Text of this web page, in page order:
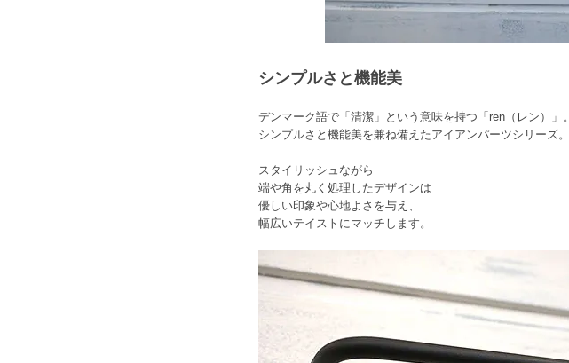
シンプルさと機能美
デンマーク語で「清潔」という意味を持つ「ren（レン）」。
シンプルさと機能美を兼ね備えたアイアンパーツシリーズ。
スタイリッシュながら
端や角を丸く処理したデザインは
優しい印象や心地よさを与え、
幅広いテイストにマッチします。